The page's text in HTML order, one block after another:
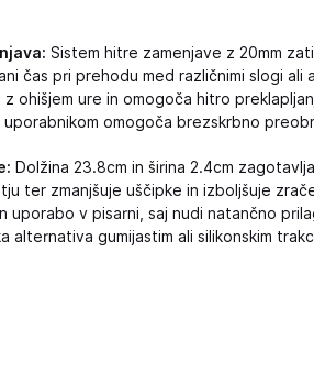
Sistem hitre zamenjave z 20mm
čas pri prehodu med različnimi slogi ali
ohišjem ure in omogoča hitro
uporabnikom omogoča brezskrbno
Dolžina 23.8cm in širina 2.4cm
ter zmanjšuje uščipke in izboljšuje
uporabo v pisarni, saj nudi natančno
alternativa gumijastim ali silikonskim